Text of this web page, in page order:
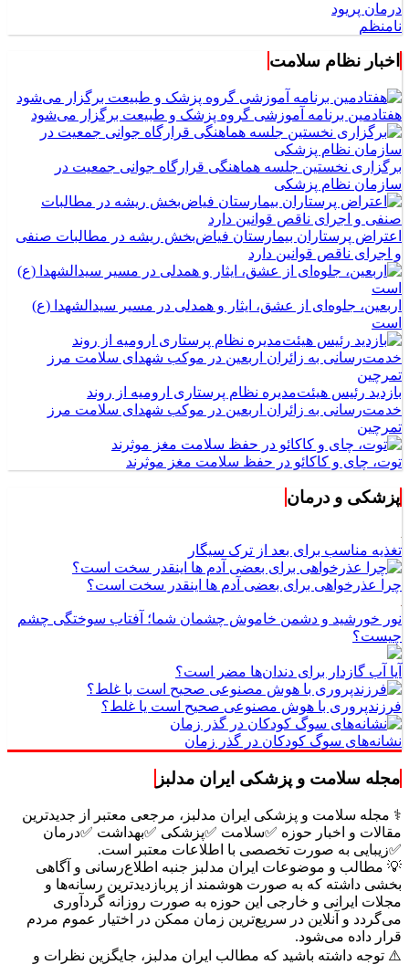
اخبار نظام سلامت
هفتادمین برنامه آموزشی گروه پزشک و طبیعت برگزار می‌شود
برگزاری نخستین جلسه هماهنگی قرارگاه جوانی جمعیت در
سازمان نظام پزشکی
اعتراض پرستاران بیمارستان فیاض‌بخش ریشه در مطالبات صنفی
و اجرای ناقص قوانین دارد
اربعین، جلوه‌ای از عشق، ایثار و همدلی در مسیر سیدالشهدا (ع)
است
بازدید رئیس هیئت‌مدیره نظام پرستاری ارومیه از روند
خدمت‌رسانی به زائران اربعین در موکب شهدای سلامت مرز
تمرچین
توت، چای و کاکائو در حفظ سلامت مغز موثرند
پزشکی و درمان
تغذیه مناسب برای بعد از ترک سیگار
چرا عذرخواهی برای بعضی آدم ها اینقدر سخت است؟
نور خورشید و دشمن خاموش چشمان شما؛ آفتاب سوختگی چشم
چیست؟
آیا آب گازدار برای دندان‌ها مضر است؟
فرزندپروری با هوش مصنوعی صحیح است یا غلط؟
نشانه‌های سوگ کودکان در گذر زمان
مجله سلامت و پزشکی ایران مدلبز
⚕️ مجله سلامت و پزشکی ایران مدلبز، مرجعی معتبر از جدیدترین
مقالات و اخبار حوزه ✅سلامت ✅پزشکی ✅بهداشت ✅درمان
✅زیبایی به صورت تخصصی با اطلاعات معتبر است.
💡 مطالب و موضوعات ایران مدلبز جنبه اطلاع‌رسانی و آگاهی
بخشی داشته که به صورت هوشمند از پربازدیدترین رسانه‌ها و
مجلات ایرانی و خارجی این حوزه به صورت روزانه گردآوری
می‌گردد و آنلاین در سریع‌ترین زمان ممکن در اختیار عموم مردم
قرار داده می‌شود.
⚠️ توجه داشته باشید که مطالب ایران مدلبز، جایگزین نظرات و